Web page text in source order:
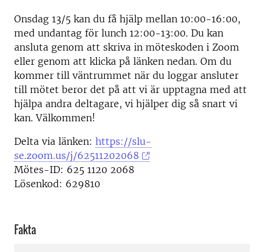
Onsdag 13/5 kan du få hjälp mellan 10:00-16:00,
med undantag för lunch 12:00-13:00. Du kan
ansluta genom att skriva in möteskoden i Zoom
eller genom att klicka på länken nedan. Om du
kommer till väntrummet när du loggar ansluter
till mötet beror det på att vi är upptagna med att
hjälpa andra deltagare, vi hjälper dig så snart vi
kan. Välkommen!
Delta via länken: https://slu-
se.zoom.us/j/62511202068
Mötes-ID: 625 1120 2068
Lösenkod: 629810
Fakta